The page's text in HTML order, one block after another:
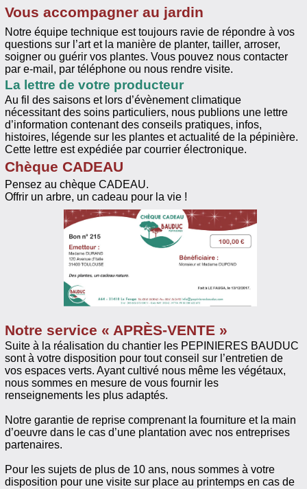
Vous accompagner au jardin
Notre équipe technique est toujours ravie de répondre à vos
questions sur l’art et la manière de planter, tailler, arroser,
soigner ou guérir vos plantes. Vous pouvez nous contacter
par e-mail, par téléphone ou nous rendre visite.
La lettre de votre producteur
Au fil des saisons et lors d’évènement climatique
nécessitant des soins particuliers, nous publions une lettre
d’information contenant des conseils pratiques, infos,
histoires, légende sur les plantes et actualité de la pépinière.
Cette lettre est expédiée par courrier électronique.
Chèque CADEAU
Pensez au chèque CADEAU.
Offrir un arbre, un cadeau pour la vie !
Notre service « APRÈS-VENTE »
Suite à la réalisation du chantier les PEPINIERES BAUDUC
sont à votre disposition pour tout conseil sur l’entretien de
vos espaces verts. Ayant cultivé nous même les végétaux,
nous sommes en mesure de vous fournir les
renseignements les plus adaptés.
Notre garantie de reprise comprenant la fourniture et la main
d’oeuvre dans le cas d’une plantation avec nos entreprises
partenaires.
Pour les sujets de plus de 10 ans, nous sommes à votre
disposition pour une visite sur place au printemps en cas de